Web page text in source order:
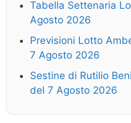
Tabella Settenaria
Agosto 2026
Previsioni Lotto
7 Agosto 2026
Sestine di Rutilio
del 7 Agosto 2026